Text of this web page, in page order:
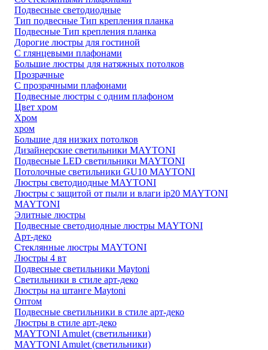
Подвесные светодиодные
Тип подвесные Тип крепления планка
Подвесные Тип крепления планка
Дорогие люстры для гостиной
С глянцевыми плафонами
Большие люстры для натяжных потолков
Прозрачные
С прозрачными плафонами
Подвесные люстры с одним плафоном
Цвет хром
Хром
хром
Большие для низких потолков
Дизайнерские светильники MAYTONI
Подвесные LED светильники MAYTONI
Потолочные светильники GU10 MAYTONI
Люстры светодиодные MAYTONI
Люстры с защитой от пыли и влаги ip20 MAYTONI
MAYTONI
Элитные люстры
Подвесные светодиодные люстры MAYTONI
Арт-деко
Стеклянные люстры MAYTONI
Люстры 4 вт
Подвесные светильники Maytoni
Светильники в стиле арт-деко
Люстры на штанге Maytoni
Оптом
Подвесные светильники в стиле арт-деко
Люстры в стиле арт-деко
MAYTONI Amulet (светильники)
MAYTONI Amulet (светильники)